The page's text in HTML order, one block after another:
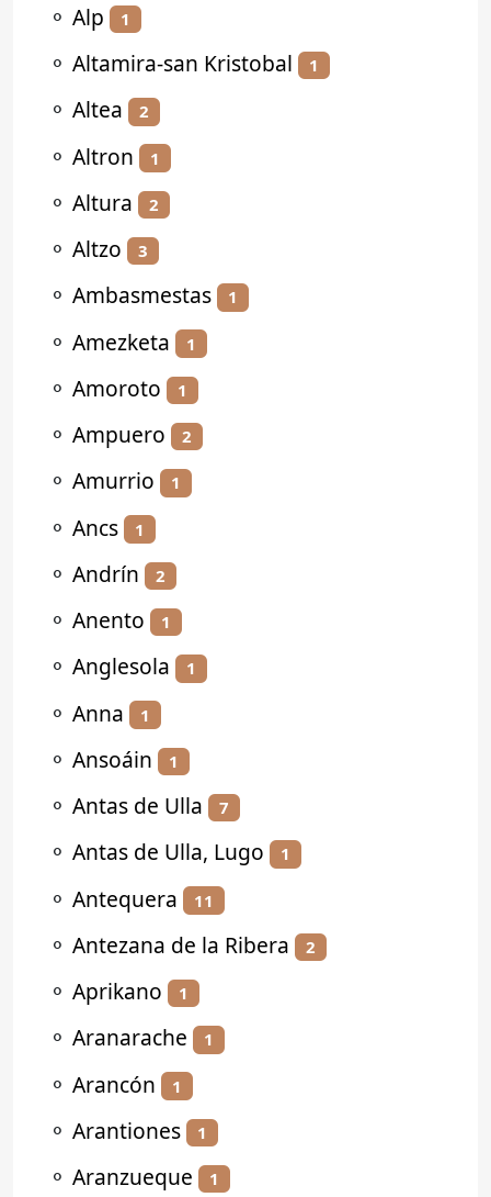
⚬ Alp 1
⚬ Altamira-san Kristobal 1
⚬ Altea 2
⚬ Altron 1
⚬ Altura 2
⚬ Altzo 3
⚬ Ambasmestas 1
⚬ Amezketa 1
⚬ Amoroto 1
⚬ Ampuero 2
⚬ Amurrio 1
⚬ Ancs 1
⚬ Andrín 2
⚬ Anento 1
⚬ Anglesola 1
⚬ Anna 1
⚬ Ansoáin 1
⚬ Antas de Ulla 7
⚬ Antas de Ulla, Lugo 1
⚬ Antequera 11
⚬ Antezana de la Ribera 2
⚬ Aprikano 1
⚬ Aranarache 1
⚬ Arancón 1
⚬ Arantiones 1
⚬ Aranzueque 1